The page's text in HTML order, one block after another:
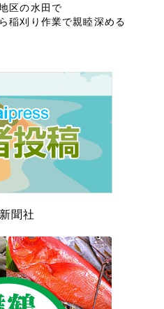
区の水田で
稲刈り作業で親睦深める
聞社